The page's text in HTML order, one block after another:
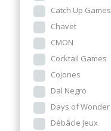
Catch Up Games
Chavet
CMON
Cocktail Games
Cojones
Dal Negro
Days of Wonder
Débâcle Jeux